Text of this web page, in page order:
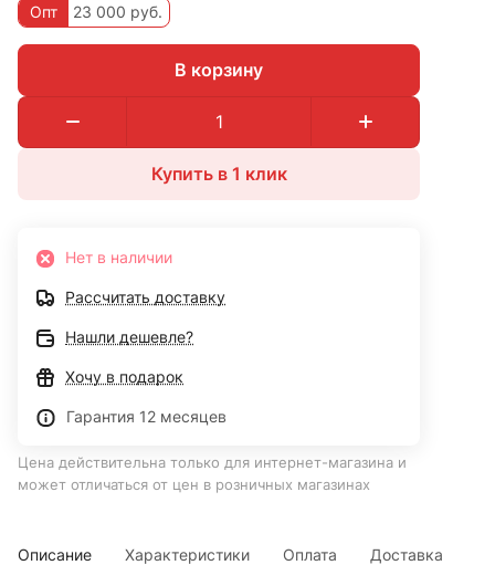
Опт 23 000 руб.
В корзину
Купить в 1 клик
Нет в наличии
Рассчитать доставку
Нашли дешевле?
Хочу в подарок
Гарантия 12 месяцев
Цена действительна только для интернет-магазина и
может отличаться от цен в розничных магазинах
Описание Характеристики Оплата Доставка